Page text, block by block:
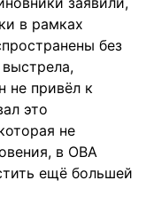
в рамках
без
не привёл к
это
не
в ОВА
ещё большей